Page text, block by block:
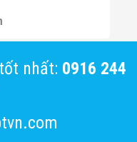
Trong Thủy Sản
nhất: 0916 244